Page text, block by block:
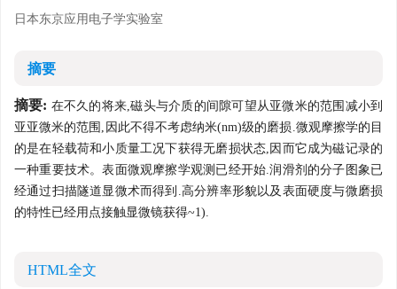
日本东京应用电子学实验室
摘要
摘要: 在不久的将来,磁头与介质的间隙可望从亚微米的范围减小到
亚亚微米的范围,因此不得不考虑纳米(nm)级的磨损.微观摩擦学的目
的是在轻载荷和小质量工况下获得无磨损状态,因而它成为磁记录的
一种重要技术。表面微观摩擦学观测已经开始.润滑剂的分子图象已
经通过扫描隧道显微术而得到.高分辨率形貌以及表面硬度与微磨损
的特性已经用点接触显微镜获得~1).
HTML全文